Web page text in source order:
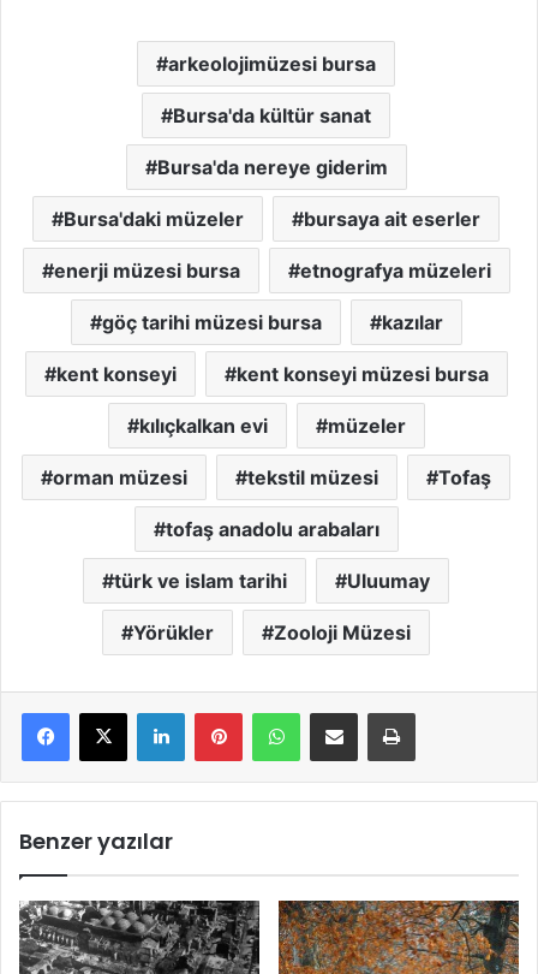
arkeolojimüzesi bursa
Bursa'da kültür sanat
Bursa'da nereye giderim
Bursa'daki müzeler bursaya ait eserler
enerji müzesi bursa etnografya müzeleri
göç tarihi müzesi bursa kazılar
kent konseyi kent konseyi müzesi bursa
kılıçkalkan evi müzeler
orman müzesi tekstil müzesi Tofaş
tofaş anadolu arabaları
türk ve islam tarihi Uluumay
Yörükler Zooloji Müzesi
Benzer yazılar